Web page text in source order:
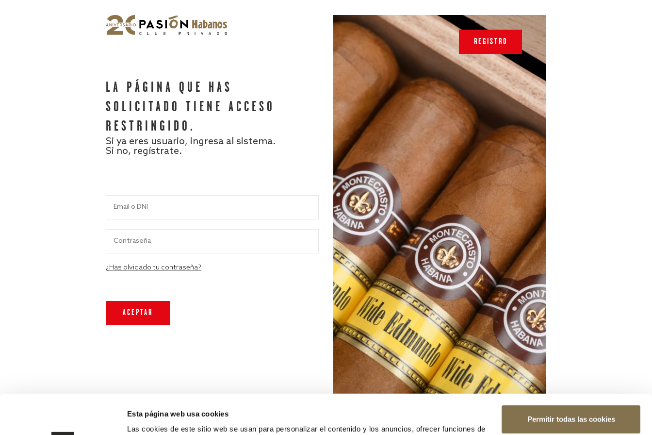
Esta página web usa cookies
Las cookies de este sitio web se usan para personalizar el contenido y los anuncios, ofrecer funciones de
Permitir todas las cookies
LA PÁGINA QUE HAS
SOLICITADO TIENE ACCESO
RESTRINGIDO.
Si ya eres usuario, ingresa al sistema.
Si no, regístrate.
¿Has olvidado tu contraseña?
REGISTRO